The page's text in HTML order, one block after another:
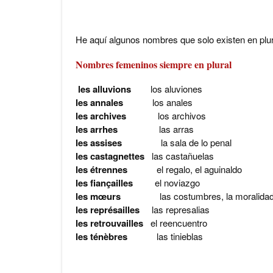
He aquí algunos nombres que solo existen en
Nombres femeninos siempre en plural
les alluvions los aluviones
les annales los anales
les archives los archivos
les arrhes las arras
les assises la sala de lo penal
les castagnettes las castañuelas
les étrennes el regalo, el aguinaldo
les fiançailles el noviazgo
les mœurs las costumbres, la
les représailles las represalias
les retrouvailles el reencuentro
les ténèbres las tinieblas